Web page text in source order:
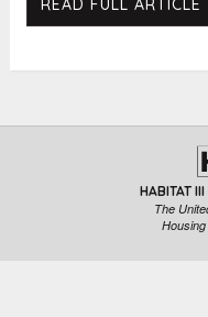
READ FULL ARTICLE
HABITAT
The